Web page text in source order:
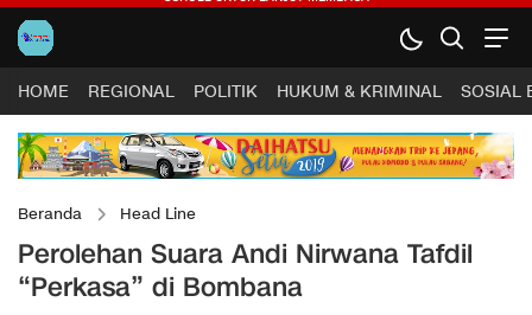
HOME REGIONAL POLITIK HUKUM & KRIMINAL SOSIAL
Beranda Head Line
Perolehan Suara Andi Nirwana Tafdil
“Perkasa” di Bombana